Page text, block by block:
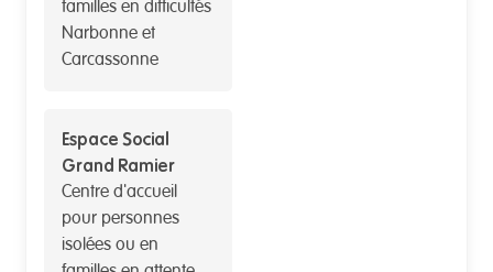
familles en difficultés
Narbonne et
Carcassonne
Espace Social
Grand Ramier
Centre d'accueil
pour personnes
isolées ou en